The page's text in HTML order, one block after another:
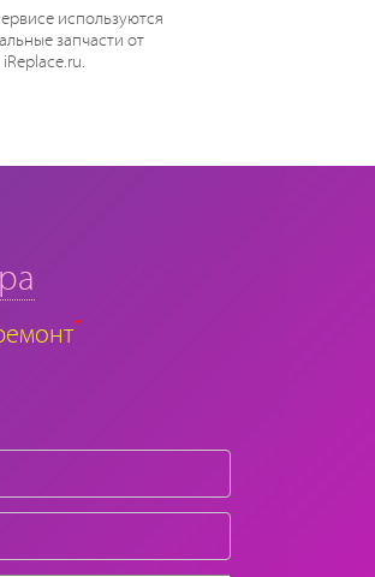
используются
запчасти от
iReplace.ru.
*